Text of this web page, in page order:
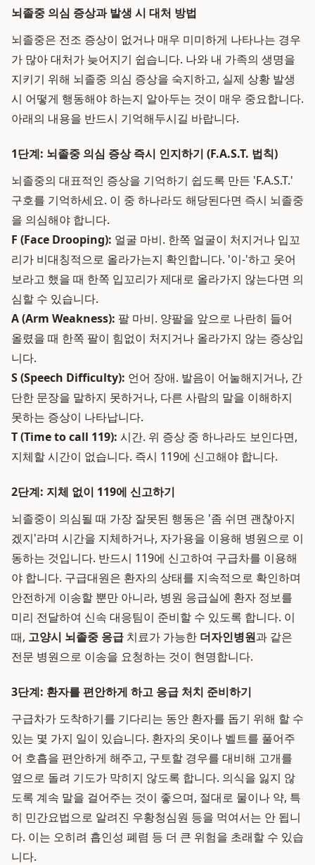
뇌졸중 의심 증상과 발생 시 대처 방법
뇌졸중은 전조 증상이 없거나 매우 미미하게 나타나는 경우
가 많아 대처가 늦어지기 쉽습니다. 나와 내 가족의 생명을
지키기 위해 뇌졸중 의심 증상을 숙지하고, 실제 상황 발생
시 어떻게 행동해야 하는지 알아두는 것이 매우 중요합니다.
아래의 내용을 반드시 기억해두시길 바랍니다.
1단계: 뇌졸중 의심 증상 즉시 인지하기 (F.A.S.T. 법칙)
뇌졸중의 대표적인 증상을 기억하기 쉽도록 만든 'F.A.S.T.'
구호를 기억하세요. 이 중 하나라도 해당된다면 즉시 뇌졸중
을 의심해야 합니다.
F (Face Drooping): 얼굴 마비. 한쪽 얼굴이 처지거나 입꼬
리가 비대칭적으로 올라가는지 확인합니다. '이-'하고 웃어
보라고 했을 때 한쪽 입꼬리가 제대로 올라가지 않는다면 의
심할 수 있습니다.
A (Arm Weakness): 팔 마비. 양팔을 앞으로 나란히 들어
올렸을 때 한쪽 팔이 힘없이 처지거나 올라가지 않는 증상입
니다.
S (Speech Difficulty): 언어 장애. 발음이 어눌해지거나, 간
단한 문장을 말하지 못하거나, 다른 사람의 말을 이해하지
못하는 증상이 나타납니다.
T (Time to call 119): 시간. 위 증상 중 하나라도 보인다면,
지체할 시간이 없습니다. 즉시 119에 신고해야 합니다.
2단계: 지체 없이 119에 신고하기
뇌졸중이 의심될 때 가장 잘못된 행동은 '좀 쉬면 괜찮아지
겠지'라며 시간을 지체하거나, 자가용을 이용해 병원으로 이
동하는 것입니다. 반드시 119에 신고하여 구급차를 이용해
야 합니다. 구급대원은 환자의 상태를 지속적으로 확인하며
안전하게 이송할 뿐만 아니라, 병원 응급실에 환자 정보를
미리 전달하여 신속 대응팀이 준비할 수 있도록 합니다. 이
때, 고양시 뇌졸중 응급 치료가 가능한 더자인병원과 같은
전문 병원으로 이송을 요청하는 것이 현명합니다.
3단계: 환자를 편안하게 하고 응급 처치 준비하기
구급차가 도착하기를 기다리는 동안 환자를 돕기 위해 할 수
있는 몇 가지 일이 있습니다. 환자의 옷이나 벨트를 풀어주
어 호흡을 편안하게 해주고, 구토할 경우를 대비해 고개를
옆으로 돌려 기도가 막히지 않도록 합니다. 의식을 잃지 않
도록 계속 말을 걸어주는 것이 좋으며, 절대로 물이나 약, 특
히 민간요법으로 알려진 우황청심원 등을 먹여서는 안 됩니
다. 이는 오히려 흡인성 폐렴 등 더 큰 위험을 초래할 수 있습
니다.